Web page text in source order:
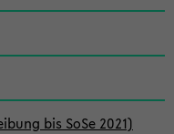
bis SoSe 2021)